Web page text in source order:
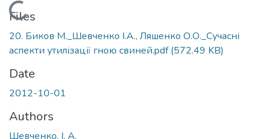
Loading...
Files
20. Биков М._Шевченко І.А., Ляшенко О.О._Сучасні
аспекти утилізації гною свиней.pdf(572.49 KB)
Date
2012-10-01
Authors
Шевченко, І. А.